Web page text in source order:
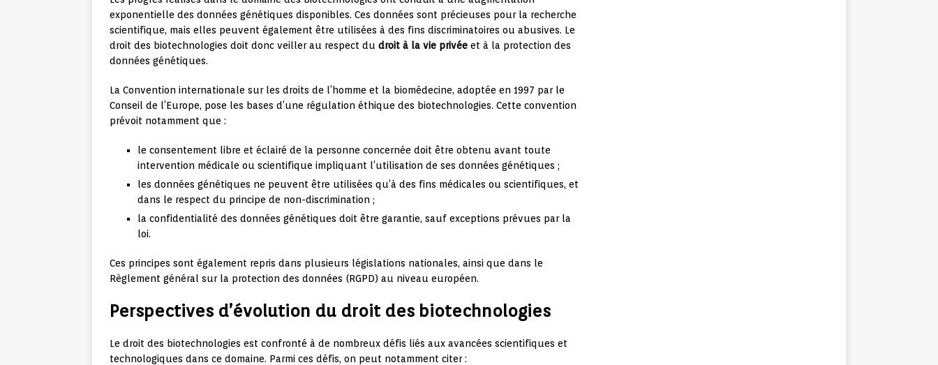
exponentielle des données génétiques disponibles. Ces données sont précieuses pour la recherche
scientifique, mais elles peuvent également être utilisées à des fins discriminatoires ou abusives. Le
droit des biotechnologies doit donc veiller au respect du droit à la vie privée et à la protection des
données génétiques.
La Convention internationale sur les droits de l’homme et la biomédecine, adoptée en 1997 par le
Conseil de l’Europe, pose les bases d’une régulation éthique des biotechnologies. Cette convention
prévoit notamment que :
le consentement libre et éclairé de la personne concernée doit être obtenu avant toute
intervention médicale ou scientifique impliquant l’utilisation de ses données génétiques ;
les données génétiques ne peuvent être utilisées qu’à des fins médicales ou scientifiques, et
dans le respect du principe de non-discrimination ;
la confidentialité des données génétiques doit être garantie, sauf exceptions prévues par la
loi.
Ces principes sont également repris dans plusieurs législations nationales, ainsi que dans le
Règlement général sur la protection des données (RGPD) au niveau européen.
Perspectives d’évolution du droit des biotechnologies
Le droit des biotechnologies est confronté à de nombreux défis liés aux avancées scientifiques et
technologiques dans ce domaine. Parmi ces défis, on peut notamment citer :